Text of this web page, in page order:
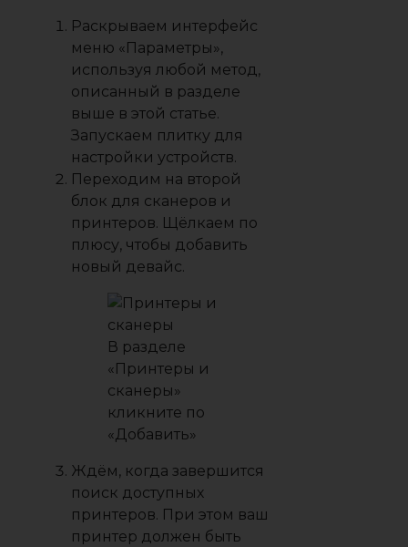
Раскрываем интерфейс
меню «Параметры»,
используя любой метод,
описанный в разделе
выше в этой статье.
Запускаем плитку для
настройки устройств.
Переходим на второй
блок для сканеров и
принтеров. Щёлкаем по
плюсу, чтобы добавить
новый девайс.
В разделе
«Принтеры и
сканеры»
кликните по
«Добавить»
Ждём, когда завершится
поиск доступных
принтеров. При этом ваш
принтер должен быть